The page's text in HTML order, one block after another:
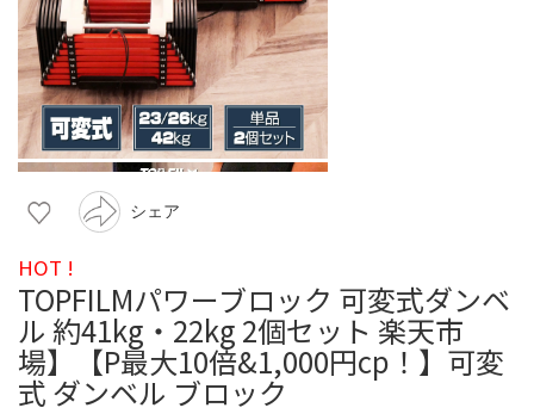
シェア
HOT !
TOPFILMパワーブロック 可変式ダンベ
ル 約41kg・22kg 2個セット 楽天市
場】【P最大10倍&1,000円cp！】可変
式 ダンベル ブロック